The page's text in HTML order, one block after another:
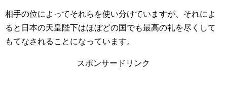
相手の位によってそれらを使い分けていますが、それによ
ると日本の天皇陛下はほぼどの国でも最高の礼を尽くして
もてなされることになっています。
スポンサードリンク